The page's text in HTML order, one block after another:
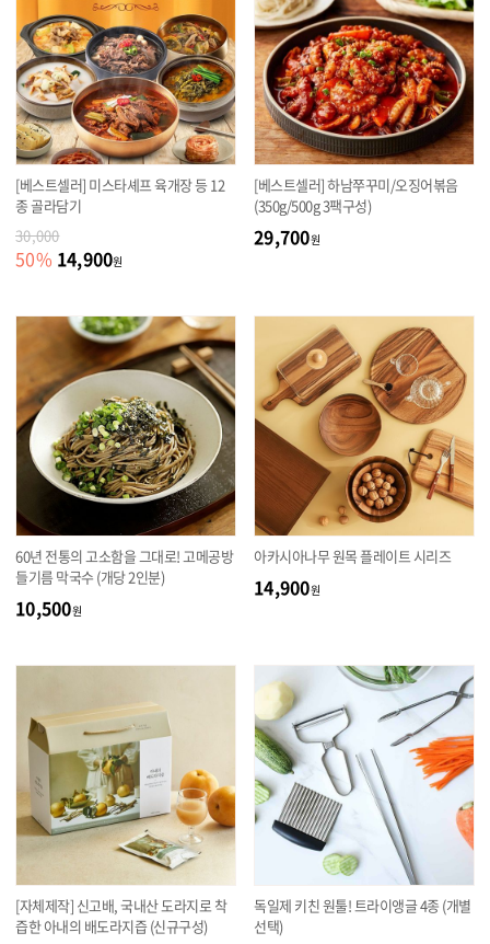
[베스트셀러] 미스타셰프 육개장 등 12
종 골라담기
30,000
50% 14,900원
[베스트셀러] 하남쭈꾸미/오징어볶음
(350g/500g 3팩구성)
29,700원
60년 전통의 고소함을 그대로! 고메공방
들기름 막국수 (개당 2인분)
10,500원
아카시아나무 원목 플레이트 시리즈
14,900원
[자체제작] 신고배, 국내산 도라지로 착
즙한 아내의 배도라지즙 (신규구성)
독일제 키친 원툴! 트라이앵글 4종 (개별
선택)